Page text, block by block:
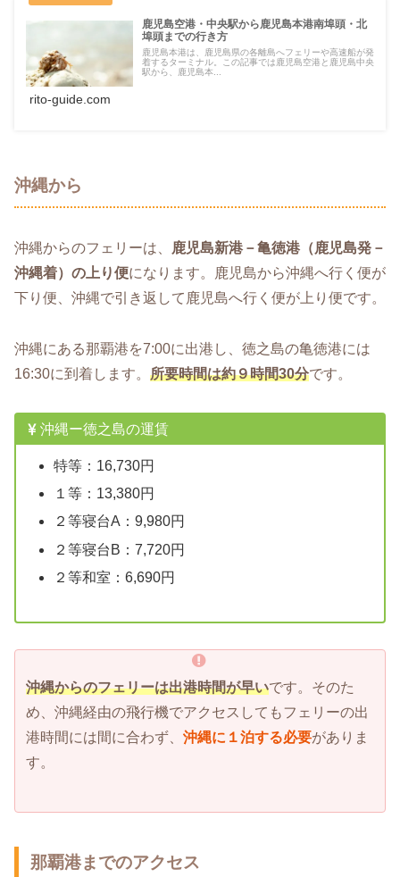
鹿児島空港・中央駅から鹿児島本港南埠頭・北
埠頭までの行き方
鹿児島本港は、鹿児島県の各離島へフェリーや高速船が発
着するターミナル。この記事では鹿児島空港と鹿児島中央
駅から、鹿児島本...
rito-guide.com
沖縄から
沖縄からのフェリーは、 鹿児島新港－亀徳港（鹿児島発－
沖縄着）の上り便になります。鹿児島から沖縄へ行く便が
下り便、沖縄で引き返して鹿児島へ行く便が上り便です。
沖縄にある那覇港を7:00に出港し、徳之島の亀徳港には
16:30に到着します。 所要時間は約９時間30分です。
沖縄ー徳之島の運賃
特等：16,730円
１等：13,380円
２等寝台A：9,980円
２等寝台B：7,720円
２等和室：6,690円
沖縄からのフェリーは出港時間が早いです。そのた
め、沖縄経由の飛行機でアクセスしてもフェリーの出
港時間には間に合わず、 沖縄に１泊する必要がありま
す。
那覇港までのアクセス